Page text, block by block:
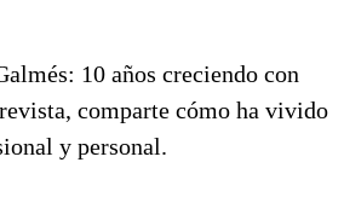
10 años creciendo con
comparte cómo ha vivido
y personal.